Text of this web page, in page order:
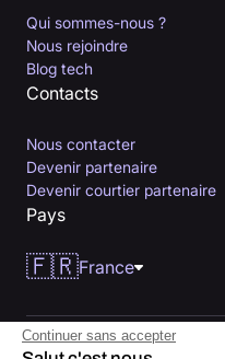
Qui sommes-nous ?
Nous rejoindre
Blog tech
Contacts
Nous contacter
Devenir partenaire
Devenir courtier partenaire
Pays
🇫🇷France
Continuer sans accepter